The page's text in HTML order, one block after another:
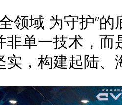
领域 为守护”
非单一技术，
实，构建起陆